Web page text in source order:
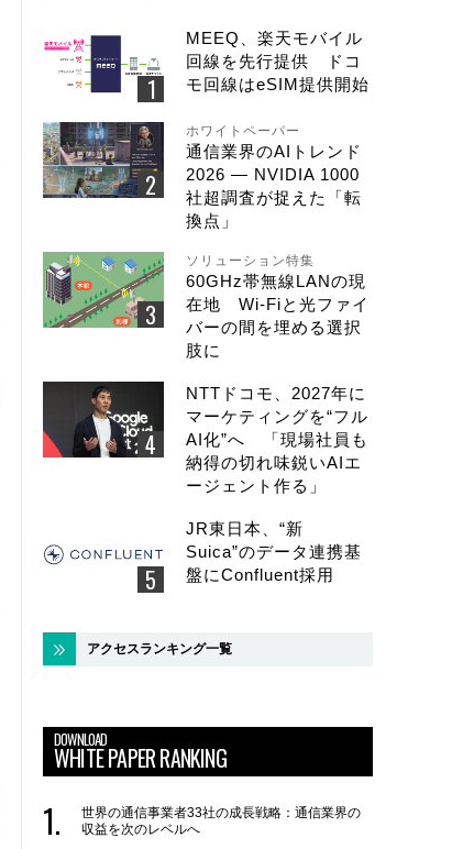
MEEQ、楽天モバイル
回線を先行提供 ドコ
モ回線はeSIM提供開始
ホワイトペーパー
通信業界のAIトレンド
2026 ― NVIDIA 1000
社超調査が捉えた「転
換点」
ソリューション特集
60GHz帯無線LANの現
在地 Wi-Fiと光ファイ
バーの間を埋める選択
肢に
NTTドコモ、2027年に
マーケティングを“フル
AI化”へ 「現場社員も
納得の切れ味鋭いAIエ
ージェント作る」
JR東日本、“新
Suica”のデータ連携基
盤にConfluent採用
アクセスランキング一覧
DOWNLOAD
WHITE PAPER RANKING
世界の通信事業者33社の成長戦略：通信業界の
収益を次のレベルへ